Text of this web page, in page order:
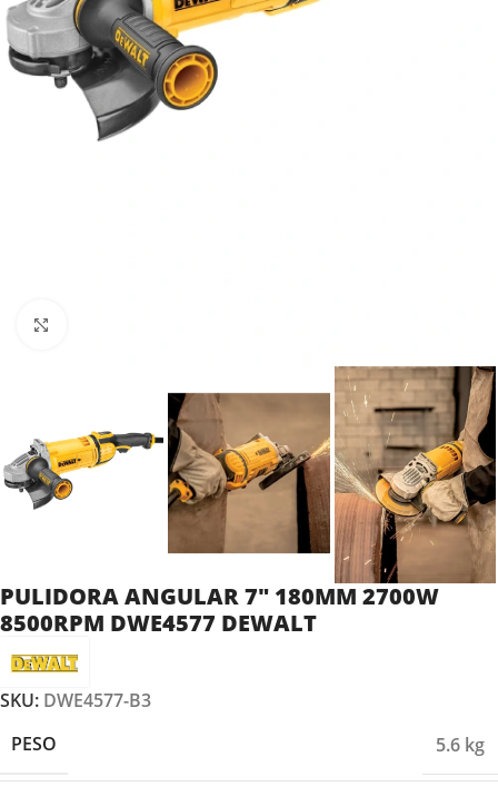
PULIDORA ANGULAR 7″ 180MM 2700W
8500RPM DWE4577 DEWALT
SKU: DWE4577-B3
PESO
5.6 kg